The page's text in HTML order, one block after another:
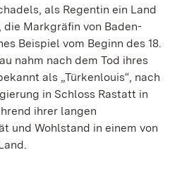
als Regentin ein Land
Markgräfin von Baden-
Beispiel vom Beginn des 18.
nahm nach dem Tod ihres
als „Türkenlouis“, nach
in Schloss Rastatt in
ihrer langen
und Wohlstand in einem von